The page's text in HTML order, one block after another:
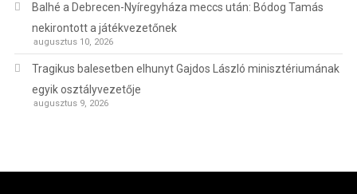
Balhé a Debrecen-Nyíregyháza meccs után: Bódog Tamás
nekirontott a játékvezetőnek
augusztus 10, 2026
Tragikus balesetben elhunyt Gajdos László minisztériumának
egyik osztályvezetője
augusztus 9, 2026